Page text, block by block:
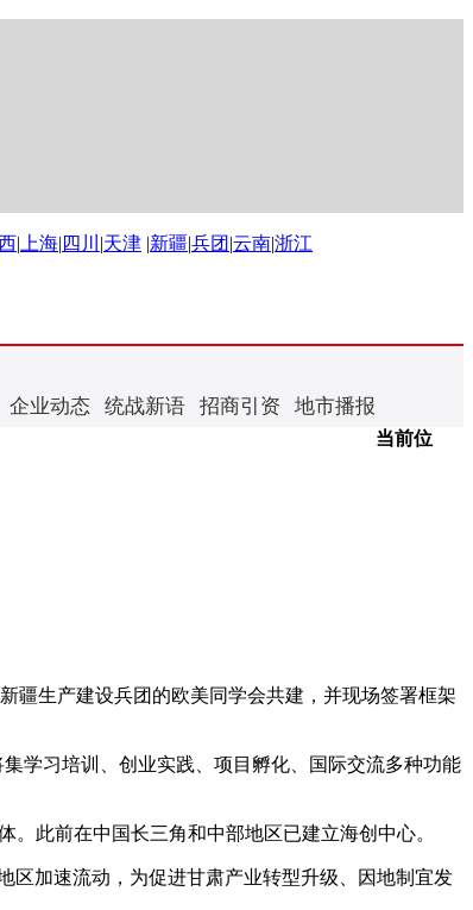
| 上海| 四川 |天津 |新疆|兵团 |云南|浙江
企业动态 统战新语 招商引资 地市播报
当前位
生产建设兵团的欧美同学会共建，并现场签署框架
学习培训、创业实践、项目孵化、国际交流多种功能
此前在中国长三角和中部地区已建立海创中心。
加速流动，为促进甘肃产业转型升级、因地制宜发